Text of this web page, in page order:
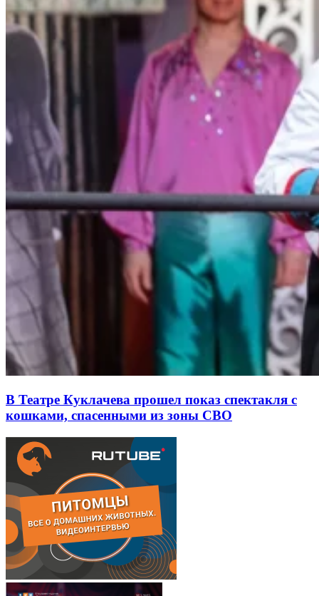
В Театре Куклачева прошел показ спектакля с
кошками, спасенными из зоны СВО